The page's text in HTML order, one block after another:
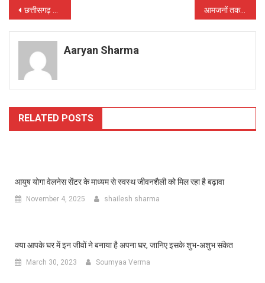
Post
navigation
छत्तीसगढ़ में अब तक 4.54 लाख व्यक्तिगत और 45 हजार से अधिक सामुदायिक वन अधिकार पत्र वितरित आमजनों तक नागरिक सेवाओं को पहुंचाने किया सफल प्रयास : मुख्यमंत्री भूपेश बघेल
Aaryan Sharma
RELATED POSTS
आयुष योगा वेलनेस सेंटर के माध्यम से स्वस्थ जीवनशैली को मिल रहा है बढ़ावा
November 4, 2025 shailesh sharma
क्या आपके घर में इन जीवों ने बनाया है अपना घर, जानिए इसके शुभ-अशुभ संकेत
March 30, 2023 Soumyaa Verma